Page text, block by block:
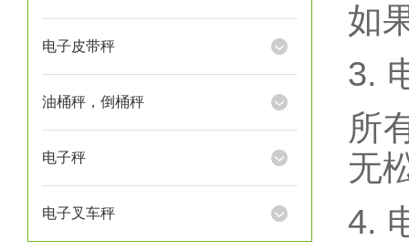
电子皮带秤
油桶秤，倒桶秤
电子秤
电子叉车秤
如
3.
所
无
4.